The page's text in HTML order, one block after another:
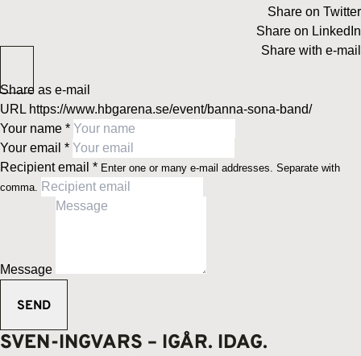
Share on Twitter
Share on LinkedIn
Share with e-mail
Share as e-mail
URL https://www.hbgarena.se/event/banna-sona-band/
Your name *
Your email *
Recipient email * Enter one or many e-mail addresses. Separate with
comma.
Message
SVEN-INGVARS – IGÅR. IDAG.